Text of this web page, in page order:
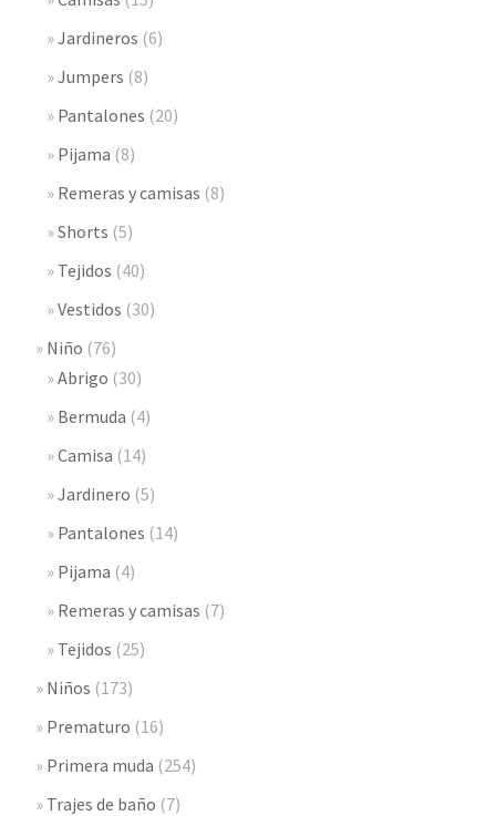
Jardineros (6)
Jumpers (8)
Pantalones (20)
Pijama (8)
Remeras y camisas (8)
Shorts (5)
Tejidos (40)
Vestidos (30)
Niño (76)
Abrigo (30)
Bermuda (4)
Camisa (14)
Jardinero (5)
Pantalones (14)
Pijama (4)
Remeras y camisas (7)
Tejidos (25)
Niños (173)
Prematuro (16)
Primera muda (254)
Trajes de baño (7)